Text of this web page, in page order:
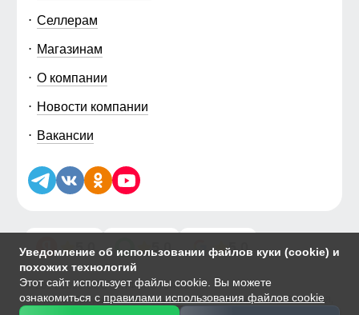
Уведомление об использовании файлов куки (cookie) и
похожих технологий
Этот сайт использует файлы cookie. Вы можете
ознакомиться с правилами использования файлов cookie
Селлерам
Магазинам
О компании
Новости компании
Вакансии
5.0 5.0 5.0
© 2014-2026 ООО «МТФОРС ПЛЮС»
Продажа одежды мелким и крупным оптом в Москве, ул. Чагинская,